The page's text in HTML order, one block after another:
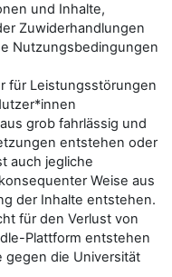
und Inhalte,
Zuwiderhandlungen
Nutzungsbedingungen
für Leistungsstörungen
grob fahrlässig und
entstehen oder
auch jegliche
Weise aus
der Inhalte entstehen.
für den Verlust von
Plattform entstehen
gegen die Universität